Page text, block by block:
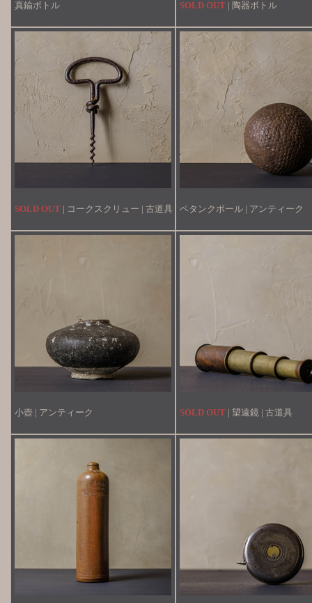
真鍮ボトル SOLD OUT | 陶器ボトル
SOLD OUT | コークスクリュー | 古道具 ペタンクボール | アンティーク
小壺 | アンティーク SOLD OUT | 望遠鏡 | 古道具